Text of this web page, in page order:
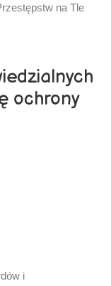
na Tle
ochrony
i